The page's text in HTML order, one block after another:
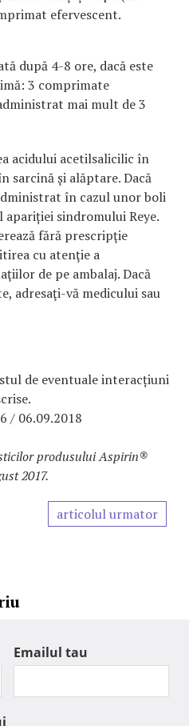
efervescent.
după 4-8 ore, dacă este
3 comprimate
mai mult de 3
acidului acetilsalicilic în
sarcină și alăptare. Dacă
în cazul unor boli
sindromului Reye.
fără prescripţie
cu atenţie a
de pe ambalaj. Dacă
adresaţi-vă medicului sau
de eventuale interacțiuni
/ 06.09.2018
produsului Aspirin®
2017.
articolul urmator
Emailul tau